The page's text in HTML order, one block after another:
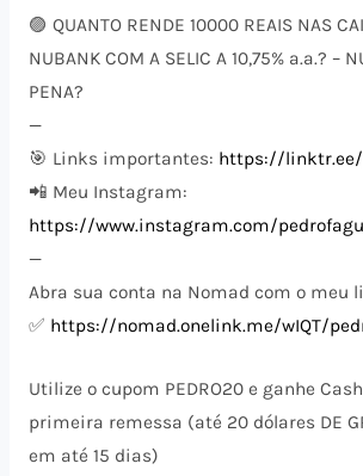
🟣 QUANTO RENDE 10000 REAIS NAS
NUBANK COM A SELIC A 10,75% a.a.? –
PENA?
—
🎯 Links importantes: https://linktr.ee/
📲 Meu Instagram:
https://www.instagram.com/
—
Abra sua conta na Nomad com o meu
✅ https://nomad.onelink.me/wIQT/
Utilize o cupom PEDRO20 e ganhe
primeira remessa (até 20 dólares DE
em até 15 dias)